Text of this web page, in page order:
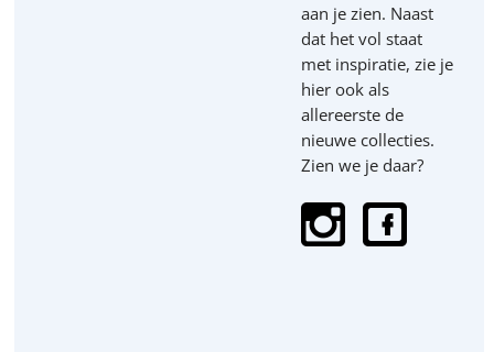
aan je zien. Naast
dat het vol staat
met inspiratie, zie je
hier ook als
allereerste de
nieuwe collecties.
Zien we je daar?